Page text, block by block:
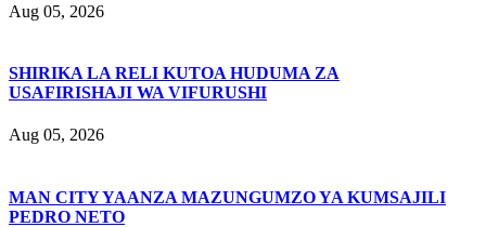
Aug 05, 2026
SHIRIKA LA RELI KUTOA HUDUMA ZA
USAFIRISHAJI WA VIFURUSHI
Aug 05, 2026
MAN CITY YAANZA MAZUNGUMZO YA KUMSAJILI
PEDRO NETO